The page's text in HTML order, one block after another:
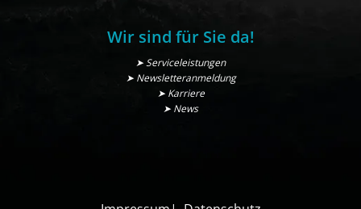
Wir sind für Sie da!
➤ Serviceleistungen
➤ Newsletteranmeldung
➤ Karriere
➤ News